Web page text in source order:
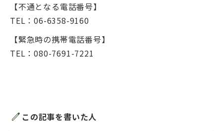
【不通となる電話番号】
TEL：06-6358-9160
【緊急時の携帯電話番号】
TEL：080-7691-7221
edit この記事を書いた人